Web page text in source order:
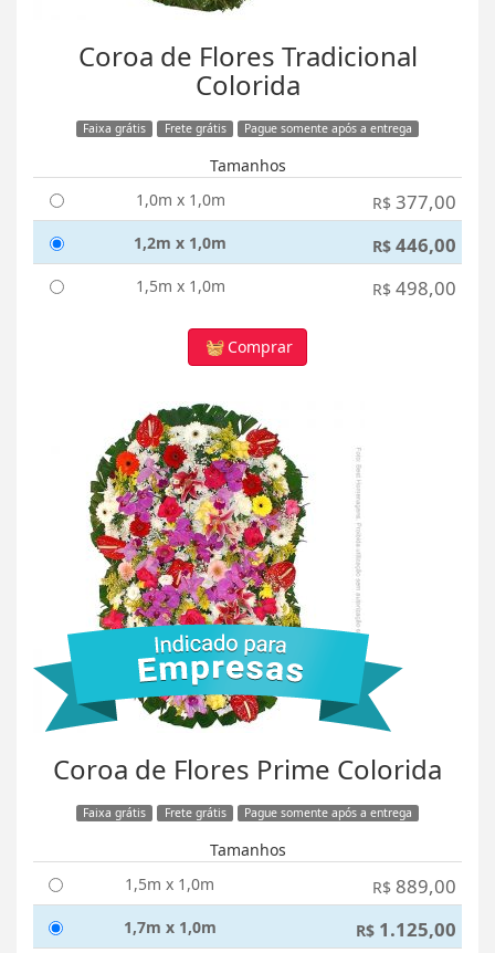
Coroa de Flores Tradicional
Colorida
Faixa grátis Frete grátis Pague somente após a entrega
Tamanhos
1,0m x 1,0m
R$ 377,00
1,2m x 1,0m R$ 446,00
1,5m x 1,0m R$ 498,00
Comprar
Coroa de Flores Prime Colorida
Faixa grátis Frete grátis Pague somente após a entrega
Tamanhos
1,5m x 1,0m
R$ 889,00
1,7m x 1,0m R$ 1.125,00